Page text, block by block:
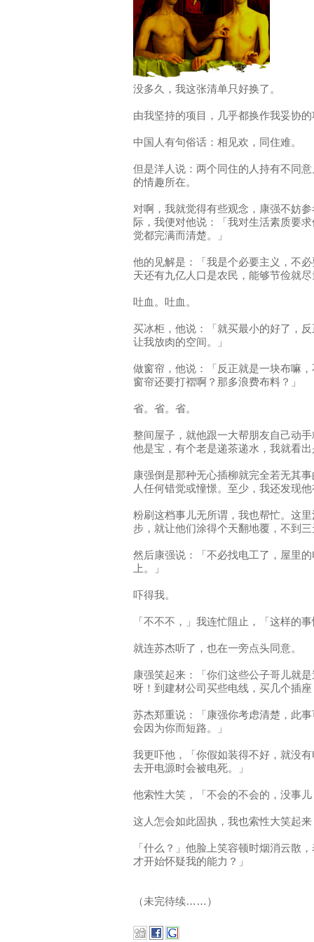
没多久，我这张清单只好换了。
由我坚持的项目，几乎都换作我妥协
中国人有句俗话：相见欢，同住难。
但是洋人说：两个同住的人持有不同
的情趣所在。
对啊，我就觉得有些观念，康强不妨
际，我便对他说：「我对生活素质要
觉都完满而清楚。」
他的见解是：「我是个必要主义，不
天还有九亿人口是农民，能够节俭就
吐血。吐血。
买冰柜，他说：「就买最小的好了，
让我放肉的空间。」
做窗帘，他说：「反正就是一块布嘛
窗帘还要打褶啊？那多浪费布料？」
省。省。省。
整间屋子，就他跟一大帮朋友自己动
他是宝，有个老是递茶递水，我就看
康强倒是那种无心插柳就完全若无其
人任何错觉或憧憬。至少，我还发现
粉刷这档事儿无所谓，我也帮忙。这
步，就让他们涂得个天翻地覆，不到
然后康强说：「不必找电工了，屋里
上。」
吓得我。
「不不不，」我连忙阻止，「这样的
就连苏杰听了，也在一旁点头同意。
康强笑起来：「你们这些公子哥儿就
呀！到建材公司买些电线，买几个插
苏杰郑重说：「康强你考虑清楚，此
会因为你而短路。」
我更吓他，「你假如装得不好，就没
去开电源时会被电死。」
他索性大笑，「不会的不会的，没事儿
这人怎会如此固执，我也索性大笑起
「什么？」他脸上笑容顿时烟消云散
才开始怀疑我的能力？」
（未完待续……）